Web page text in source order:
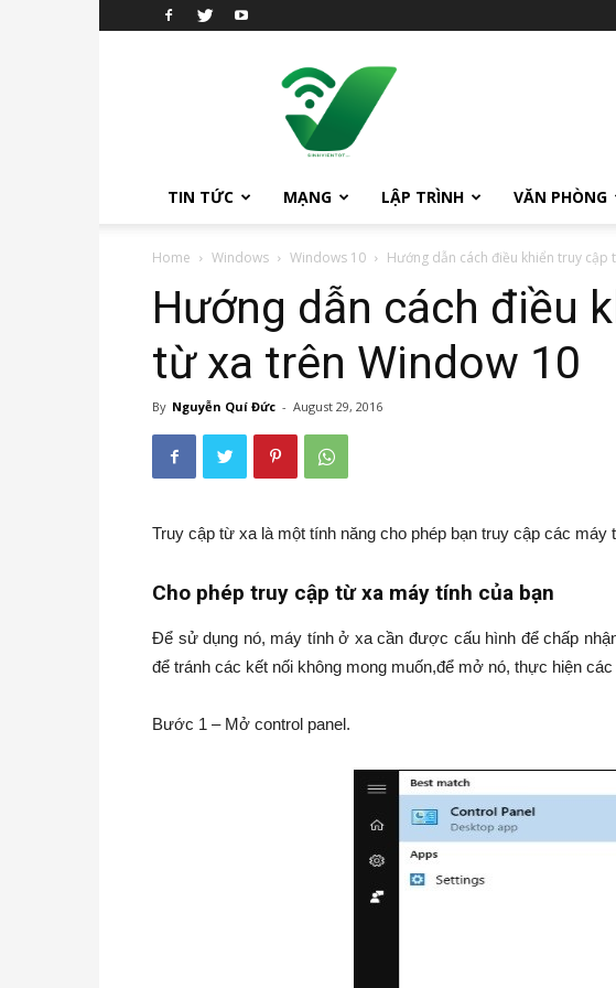
sinhvientot.net
TIN TỨC MẠNG LẬP TRÌNH VĂN PHÒNG
Home Windows Windows 10 Hướng dẫn cách điều khiển truy cập
Hướng dẫn cách điều
từ xa trên Window 10
By Nguyễn Quí Đức - August 29, 2016
Truy cập từ xa là một tính năng cho phép bạn truy cập các
Cho phép truy cập từ xa máy tính của bạn
Để sử dụng nó, máy tính ở xa cần được cấu hình để chấp
để tránh các kết nối không mong muốn,để mở nó, thực hiện
Bước 1 – Mở control panel.